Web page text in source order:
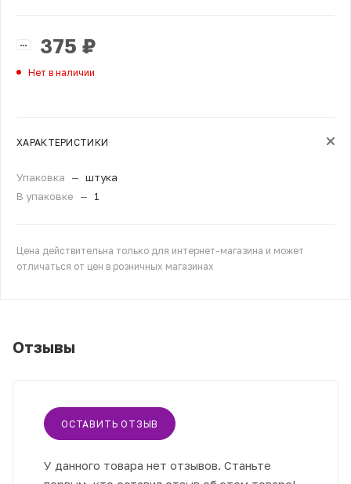
375 ₽
Нет в наличии
ХАРАКТЕРИСТИКИ
Упаковка — штука
В упаковке
— 1
Цена действительна только для интернет-магазина и может
отличаться от цен в розничных магазинах
Отзывы
ОСТАВИТЬ ОТЗЫВ
У данного товара нет отзывов. Станьте